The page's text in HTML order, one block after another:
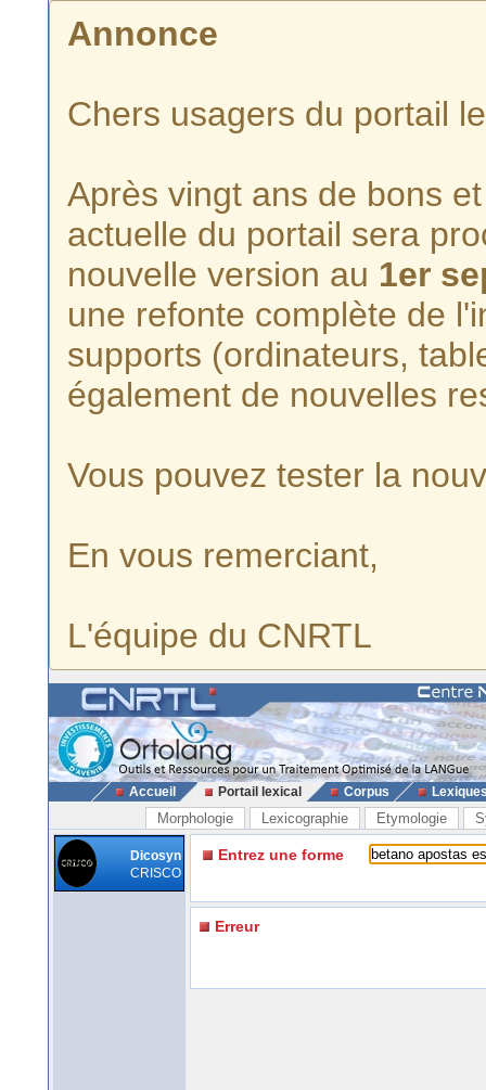
Annonce
Chers usagers du portail
Après vingt ans de bons
actuelle du portail sera
nouvelle version au 1er
une refonte complète de
supports (ordinateurs,
également de nouvelles
Vous pouvez tester la
En vous remerciant,
L'équipe du CNRTL
Accueil Portail lexical Corpus
Morphologie Lexicographie Etymologie
Dicosyn
CRISCO
Entrez une forme
Erreur